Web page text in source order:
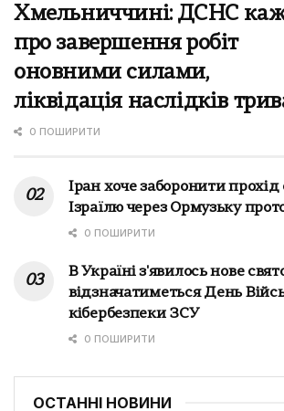
Хмельниччині: ДСНС
про завершення робіт
оновними силами,
ліквідація наслідків
0 ПОШИРИТИ
Іран хоче заборонити
Ізраїлю через Ормузьку
0 ПОШИРИТИ
В Україні з'явилось нове
відзначатиметься День
кібербезпеки ЗСУ
0 ПОШИРИТИ
ОСТАННІ НОВИНИ